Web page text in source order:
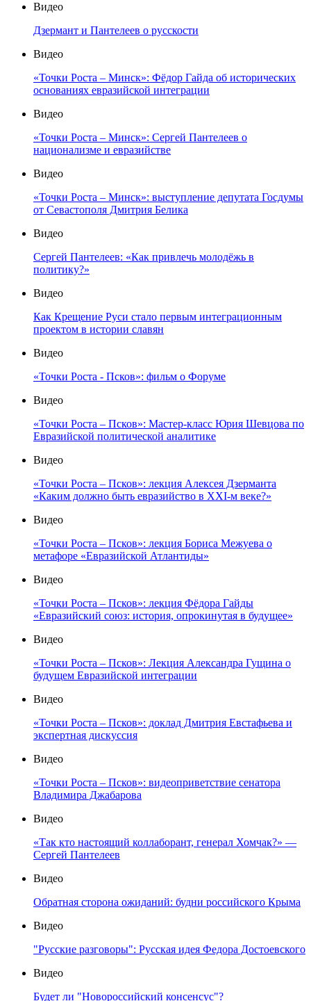
Видео
Дзермант и Пантелеев о русскости
Видео
«Точки Роста – Минск»: Фёдор Гайда об исторических
основаниях евразийской интеграции
Видео
«Точки Роста – Минск»: Сергей Пантелеев о
национализме и евразийстве
Видео
«Точки Роста – Минск»: выступление депутата Госдумы
от Севастополя Дмитрия Белика
Видео
Сергей Пантелеев: «Как привлечь молодёжь в
политику?»
Видео
Как Крещение Руси стало первым интеграционным
проектом в истории славян
Видео
«Точки Роста - Псков»: фильм о Форуме
Видео
«Точки Роста – Псков»: Мастер-класс Юрия Шевцова по
Евразийской политической аналитике
Видео
«Точки Роста – Псков»: лекция Алексея Дзерманта
«Каким должно быть евразийство в XXI-м веке?»
Видео
«Точки Роста – Псков»: лекция Бориса Межуева о
метафоре «Евразийской Атлантиды»
Видео
«Точки Роста – Псков»: лекция Фёдора Гайды
«Евразийский союз: история, опрокинутая в будущее»
Видео
«Точки Роста – Псков»: Лекция Александра Гущина о
будущем Евразийской интеграции
Видео
«Точки Роста – Псков»: доклад Дмитрия Евстафьева и
экспертная дискуссия
Видео
«Точки Роста – Псков»: видеоприветствие сенатора
Владимира Джабарова
Видео
«Так кто настоящий коллаборант, генерал Хомчак?» —
Сергей Пантелеев
Видео
Обратная сторона ожиданий: будни российского Крыма
Видео
"Русские разговоры": Русская идея Федора Достоевского
Видео
Будет ли "Новороссийский консенсус"?